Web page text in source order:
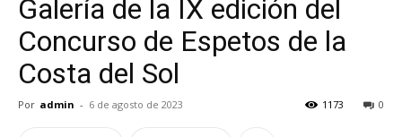
Galería de la IX edición del
Concurso de Espetos de la
Costa del Sol
Por admin - 6 de agosto de 2023 0
1173